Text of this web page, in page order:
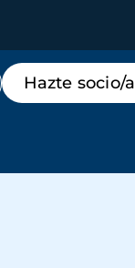
Menú
de
destacados
Hazte socio/a